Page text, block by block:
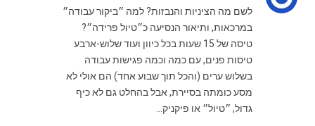
לשם מה הציניות והנבזות? למה ״ביקור עבודה״
במרכאות, ותיאור הנסיעה כ״טיול פרידה״?
טיסה של 15 שעות בכל כיוון ועוד שלוש-ארבע
טיסות פנים, עם כמה וכמה פגישות עבודה
בשלוש ערים (והכל תוך שבוע אחד) הם אולי לא
מסע כומתה בסיירת, אבל בהחלט גם לא כיף
גדול, ״טיול״ או פיקניק…